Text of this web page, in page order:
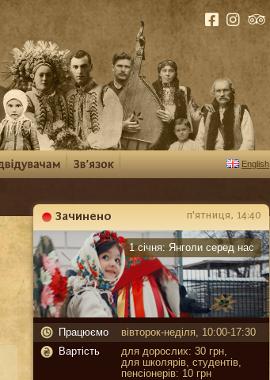
English
Зачинено
Карантин
п'ятниця, 14:40
1 січня: Янголи серед нас
Працюємо
вівторок-неділя, 10:00-17:30
Вартість
для дорослих: 30 грн,
для школярів, студентів,
пенсіонерів: 10 грн